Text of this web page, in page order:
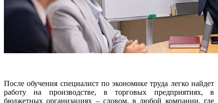
После обучения специалист по экономике труда легко найдет
работу на производстве, в торговых предприятиях, в
бюджетных организациях – словом, в любой компании, где